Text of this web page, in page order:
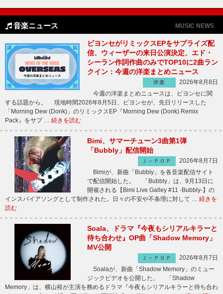
音楽ニュース MUSIC NEWS
ビヨンセがリミックスEPをサプライズ配
信、ウィーザーの来日公演決定、エド・
シーラン作詞作曲のみでTOP10に2曲ラン
クイン：今週の洋楽まとめニュース
洋楽
2026年8月8日
今週の洋楽まとめニュースは、ビヨンセに関
する話題から。 現地時間2026年8月5日、ビヨンセが、先日リリースした
「Morning Dew (Donk)」のリミックスEP『Morning Dew (Donk) Remix
Pack』をサプ … 続きを読む
Bimi、サマーチューン3曲第1弾
「Bubbly」配信開始
Ｊ－ＰＯＰ
2026年8月7日
Bimiが、新曲「Bubbly」を各音楽配信サイト
で配信開始した。 「Bubbly」は、9月13日に
開催される【Bimi Live Galley #11 -Bubbly-】の
インスパイアソングとして制作された。日々の不安や不条理に対して … 続きを
読む
Soala、ドラマ『今夜もシリアルキラーと
待ち合わせ』OP曲「Shadow Memory」
MV公開
Ｊ－ＰＯＰ
2026年8月7日
Soalaが、新曲「Shadow Memory」のミュー
ジックビデオを公開した。 「Shadow
Memory」は、横山裕が主演を務めるドラマ『今夜もシリアルキラーと待ち合わ